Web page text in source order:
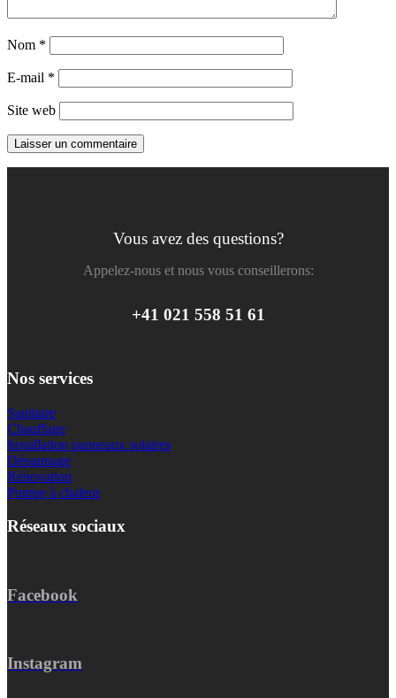
Nom *
E-mail *
Site web
Vous avez des questions?
Appelez-nous et nous vous conseillerons:
+41 021 558 51 61
Nos services
Sanitaire
Chauffage
Installation panneaux solaires
Dépannage
Rénovation
Pompe à chaleur
Réseaux sociaux
Facebook
Instagram